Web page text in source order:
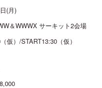
(月)
＆WWWX サーキット2会場
仮）/START13:30（仮）